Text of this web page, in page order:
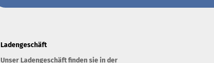
Ladengeschäft
Unser Ladengeschäft finden sie in der